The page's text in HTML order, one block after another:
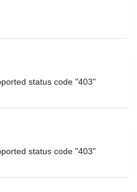
status code "403"
status code "403"